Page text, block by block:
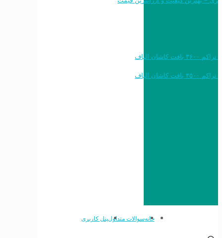
خرید به قیمت فرش ماشینی ۱۲۰۰ شانه تراکم ۳۶۰۰ بافت کاشان الیاف
خرید به قیمت فرش ماشینی ۱۵۰۰ شانه تراکم ۴۵۰۰ بافت کاشان الیاف
خانهسوالات متداولپنل کاربری